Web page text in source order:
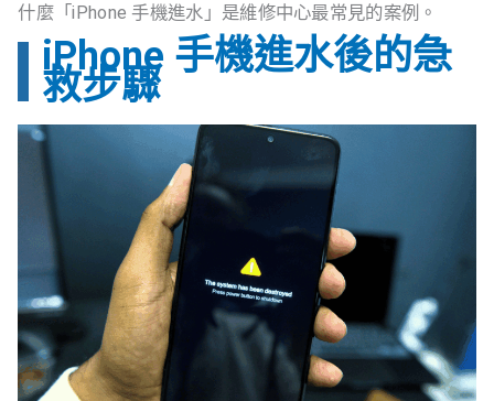
什麼「iPhone 手機進水」是維修中心最常見的案例。
iPhone 手機進水後的急
救步驟